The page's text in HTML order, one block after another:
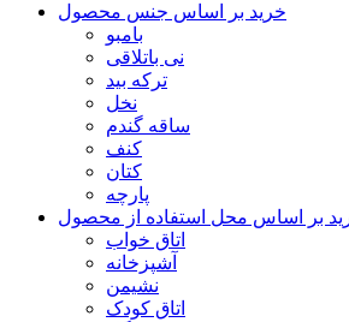
خرید بر اساس جنس محصول
بامبو
نی باتلاقی
ترکه بید
نخل
ساقه گندم
کنف
کتان
پارچه
بر اساس محل استفاده از محصول
اتاق خواب
آشپزخانه
نشیمن
اتاق کودک